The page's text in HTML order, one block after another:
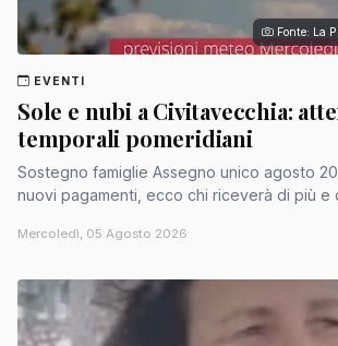
Fonte: La
EVENTI
Sole e nubi a Civitavecchia:
temporali pomeridiani
Sostegno famiglie Assegno unico agosto
nuovi pagamenti, ecco chi riceverà di più e
Mercoledì, 05 Agosto 2026